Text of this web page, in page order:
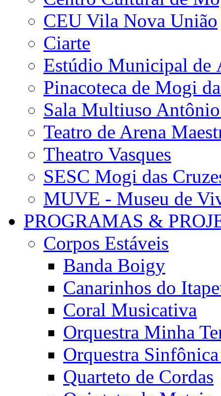
CEU Vila Nova União
Ciarte
Estúdio Municipal de
Pinacoteca de Mogi
Sala Multiuso
Teatro de Arena
Theatro Vasques
SESC Mogi das
MUVE - Museu de
PROGRAMAS &
Corpos Estáveis
Banda Boigy
Canarinhos do
Coral Musicativa
Orquestra Minha
Orquestra
Quarteto de Cordas